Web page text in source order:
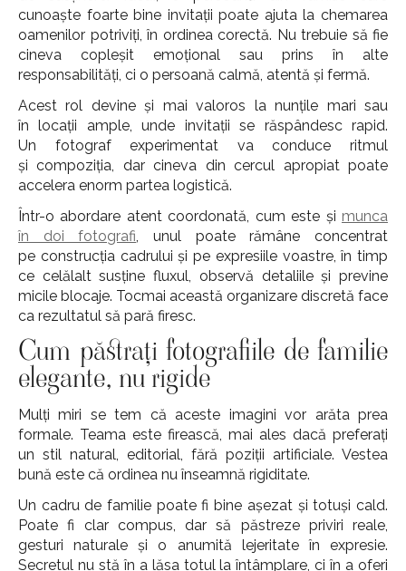
cunoaște foarte bine invitații poate ajuta la chemarea
oamenilor potriviți, în ordinea corectă. Nu trebuie să fie
cineva copleșit emoțional sau prins în alte
responsabilități, ci o persoană calmă, atentă și fermă.
Acest rol devine și mai valoros la nunțile mari sau
în locații ample, unde invitații se răspândesc rapid.
Un fotograf experimentat va conduce ritmul
și compoziția, dar cineva din cercul apropiat poate
accelera enorm partea logistică.
Într-o abordare atent coordonată, cum este și munca
în doi fotografi, unul poate rămâne concentrat
pe construcția cadrului și pe expresiile voastre, în timp
ce celălalt susține fluxul, observă detaliile și previne
micile blocaje. Tocmai această organizare discretă face
ca rezultatul să pară firesc.
Cum păstrați fotografiile de familie
elegante, nu rigide
Mulți miri se tem că aceste imagini vor arăta prea
formale. Teama este firească, mai ales dacă preferați
un stil natural, editorial, fără poziții artificiale. Vestea
bună este că ordinea nu înseamnă rigiditate.
Un cadru de familie poate fi bine așezat și totuși cald.
Poate fi clar compus, dar să păstreze priviri reale,
gesturi naturale și o anumită lejeritate în expresie.
Secretul nu stă în a lăsa totul la întâmplare, ci în a oferi